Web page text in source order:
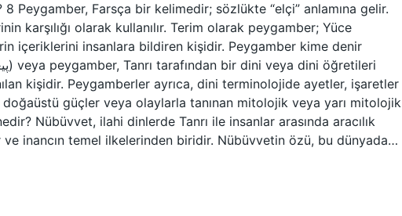
8 Peygamber, Farsça bir kelimedir; sözlükte “elçi” anlamına gelir.
karşılığı olarak kullanılır. Terim olarak peygamber; Yüce
içeriklerini insanlara bildiren kişidir. Peygamber kime denir
kişidir. Peygamberler ayrıca, dini terminolojide ayetler, işaretler
doğaüstü güçler veya olaylarla tanınan mitolojik veya yarı mitolojik
Nübüvvet, ilahi dinlerde Tanrı ile insanlar arasında aracılık
inancın temel ilkelerinden biridir. Nübüvvetin özü, bu dünyada…